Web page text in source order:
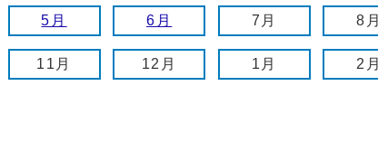
5月 6月 7月 8月
11月 12月 1月 2月